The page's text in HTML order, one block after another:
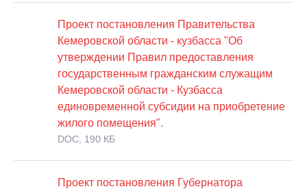
Проект постановления Правительства
Кемеровской области - кузбасса "Об
утверждении Правил предоставления
государственным гражданским служащим
Кемеровской области - Кузбасса
единовременной субсидии на приобретение
жилого помещения".
DOC, 190 КБ
Проект постановления Губернатора